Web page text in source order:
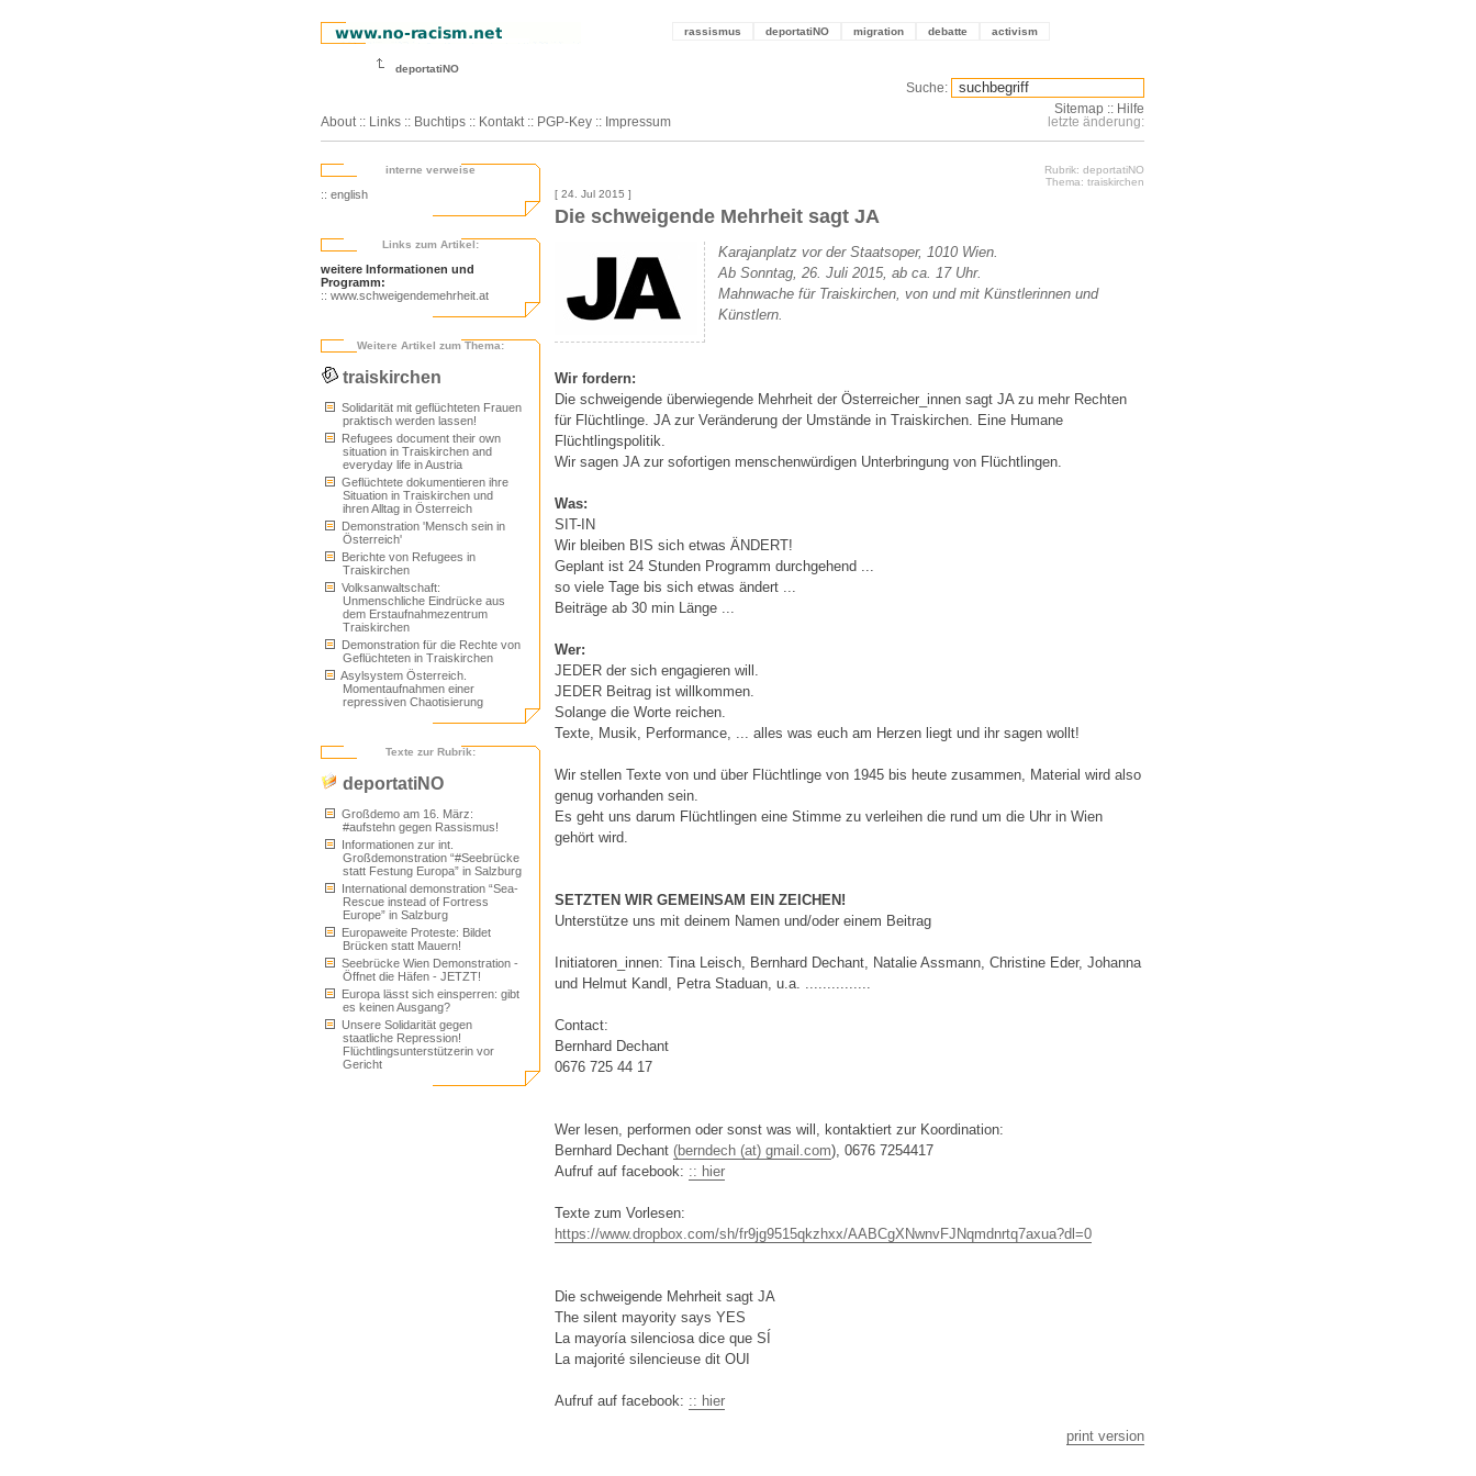
rassismus deportatiNO migration debatte activism
deportatiNO
About :: Links :: Buchtips :: Kontakt :: PGP-Key :: Impressum
Suche:
Sitemap :: Hilfe
letzte änderung:
interne verweise
:: english
Links zum Artikel:
weitere Informationen und
Programm:
:: www.schweigendemehrheit.at
Weitere Artikel zum Thema:
traiskirchen
Solidarität mit geflüchteten Frauen
praktisch werden lassen!
Refugees document their own
situation in Traiskirchen and
everyday life in Austria
Geflüchtete dokumentieren ihre
Situation in Traiskirchen und
ihren Alltag in Österreich
Demonstration 'Mensch sein in
Österreich'
Berichte von Refugees in
Traiskirchen
Volksanwaltschaft:
Unmenschliche Eindrücke aus
dem Erstaufnahmezentrum
Traiskirchen
Demonstration für die Rechte von
Geflüchteten in Traiskirchen
Asylsystem Österreich.
Momentaufnahmen einer
repressiven Chaotisierung
Texte zur Rubrik:
deportatiNO
Großdemo am 16. März:
#aufstehn gegen Rassismus!
Informationen zur int.
Großdemonstration “#Seebrücke
statt Festung Europa” in Salzburg
International demonstration “Sea-
Rescue instead of Fortress
Europe” in Salzburg
Europaweite Proteste: Bildet
Brücken statt Mauern!
Seebrücke Wien Demonstration -
Öffnet die Häfen - JETZT!
Europa lässt sich einsperren: gibt
es keinen Ausgang?
Unsere Solidarität gegen
staatliche Repression!
Flüchtlingsunterstützerin vor
Gericht
Rubrik: deportatiNO
Thema: traiskirchen
[ 24. Jul 2015 ]
Die schweigende Mehrheit sagt JA
Karajanplatz vor der Staatsoper, 1010 Wien.
Ab Sonntag, 26. Juli 2015, ab ca. 17 Uhr.
Mahnwache für Traiskirchen, von und mit Künstlerinnen und
Künstlern.
Wir fordern:
Die schweigende überwiegende Mehrheit der Österreicher_innen sagt JA zu mehr Rechten
für Flüchtlinge. JA zur Veränderung der Umstände in Traiskirchen. Eine Humane
Flüchtlingspolitik.
Wir sagen JA zur sofortigen menschenwürdigen Unterbringung von Flüchtlingen.
Was:
SIT-IN
Wir bleiben BIS sich etwas ÄNDERT!
Geplant ist 24 Stunden Programm durchgehend ...
so viele Tage bis sich etwas ändert ...
Beiträge ab 30 min Länge ...
Wer:
JEDER der sich engagieren will.
JEDER Beitrag ist willkommen.
Solange die Worte reichen.
Texte, Musik, Performance, ... alles was euch am Herzen liegt und ihr sagen wollt!
Wir stellen Texte von und über Flüchtlinge von 1945 bis heute zusammen, Material wird also
genug vorhanden sein.
Es geht uns darum Flüchtlingen eine Stimme zu verleihen die rund um die Uhr in Wien
gehört wird.
SETZTEN WIR GEMEINSAM EIN ZEICHEN!
Unterstütze uns mit deinem Namen und/oder einem Beitrag
Initiatoren_innen: Tina Leisch, Bernhard Dechant, Natalie Assmann, Christine Eder, Johanna
und Helmut Kandl, Petra Staduan, u.a. ...............
Contact:
Bernhard Dechant
0676 725 44 17
Wer lesen, performen oder sonst was will, kontaktiert zur Koordination:
Bernhard Dechant (berndech (at) gmail.com), 0676 7254417
Aufruf auf facebook: :: hier
Texte zum Vorlesen:
https://www.dropbox.com/sh/fr9jg9515qkzhxx/AABCgXNwnvFJNqmdnrtq7axua?dl=0
Die schweigende Mehrheit sagt JA
The silent mayority says YES
La mayoría silenciosa dice que SÍ
La majorité silencieuse dit OUI
Aufruf auf facebook: :: hier
print version